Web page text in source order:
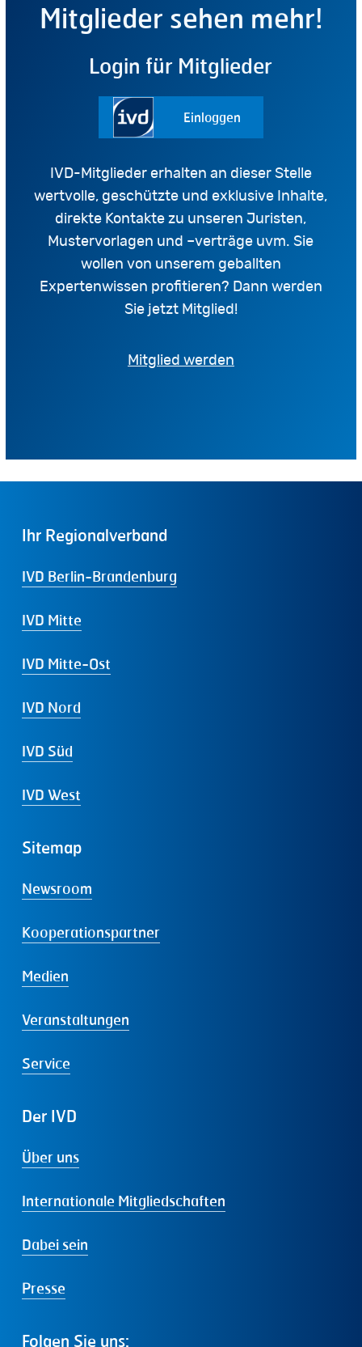
Mitglieder sehen mehr!
Login für Mitglieder
Einloggen
IVD-Mitglieder erhalten an dieser Stelle
wertvolle, geschützte und exklusive Inhalte,
direkte Kontakte zu unseren Juristen,
Mustervorlagen und –verträge uvm. Sie
wollen von unserem geballten
Expertenwissen profitieren? Dann werden
Sie jetzt Mitglied!
Mitglied werden
Ihr Regionalverband
IVD Berlin-Brandenburg
IVD Mitte
IVD Mitte-Ost
IVD Nord
IVD Süd
IVD West
Sitemap
Newsroom
Kooperationspartner
Medien
Veranstaltungen
Service
Der IVD
Über uns
Internationale Mitgliedschaften
Dabei sein
Presse
Folgen Sie uns: